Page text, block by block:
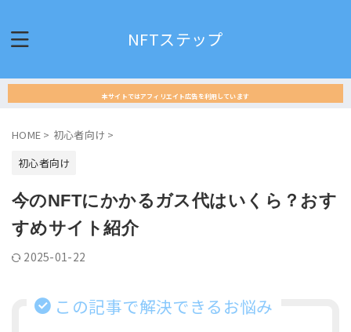
NFTステップ
本サイトではアフィリエイト広告を利用しています
HOME > 初心者向け >
初心者向け
今のNFTにかかるガス代はいくら？おす
すめサイト紹介
2025-01-22
この記事で解決できるお悩み